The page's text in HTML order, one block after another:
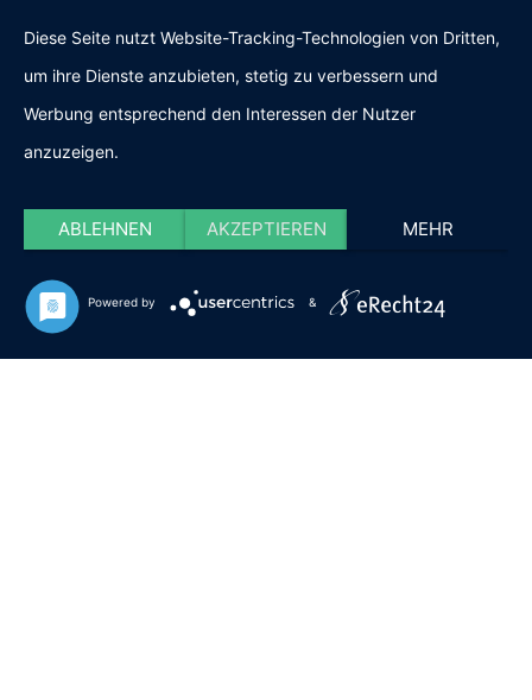
Diese Seite nutzt Website-Tracking-Technologien von Dritten,
um ihre Dienste anzubieten, stetig zu verbessern und
Werbung entsprechend den Interessen der Nutzer
anzuzeigen.
ABLEHNEN AKZEPTIEREN MEHR
Powered by &